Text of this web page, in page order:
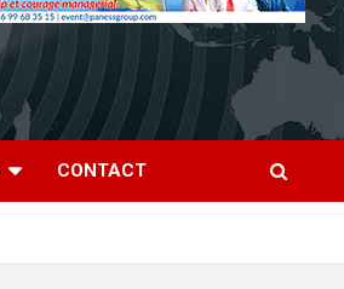
CONTACT